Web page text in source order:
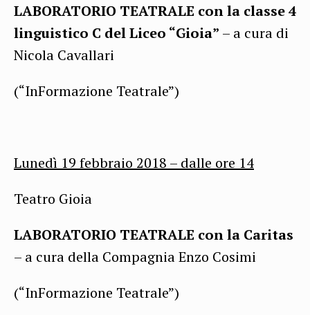
LABORATORIO TEATRALE con la classe 4
linguistico C del Liceo “Gioia” – a cura di
Nicola Cavallari
(“InFormazione Teatrale”)
Lunedì 19 febbraio 2018 – dalle ore 14
Teatro Gioia
LABORATORIO TEATRALE con la Caritas
– a cura della Compagnia Enzo Cosimi
(“InFormazione Teatrale”)